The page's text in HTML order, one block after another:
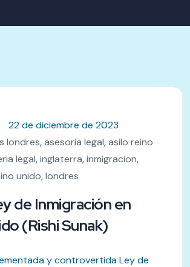
22 de diciembre de 2023
londres,asesoria legal,asilo reino
legal,inglaterra,inmigracion,
unido,londres
de Inmigración en
(Rishi Sunak)
y controvertida Ley de